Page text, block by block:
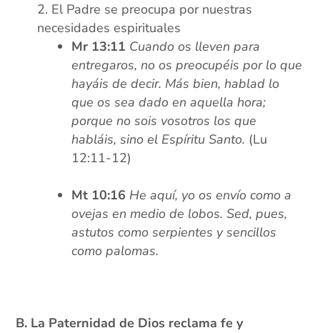
El Padre se preocupa por nuestras
necesidades espirituales
Mr 13:11 Cuando os lleven para
entregaros, no os preocupéis por lo que
hayáis de decir. Más bien, hablad lo
que os sea dado en aquella hora;
porque no sois vosotros los que
habláis, sino el Espíritu Santo. (Lu
12:11-12)
Mt 10:16 He aquí, yo os envío como a
ovejas en medio de lobos. Sed, pues,
astutos como serpientes y sencillos
como palomas.
B. La Paternidad de Dios reclama fe y